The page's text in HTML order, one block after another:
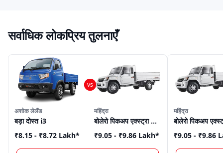
सर्वाधिक लोकप्रिय तुलनाएँ
अशोक लेलैंड
बड़ा दोस्त i3
₹8.15 - ₹8.72 Lakh*
महिंद्रा
बोलेरो पिकअप एक्स्ट्रा लॉन्ग
₹9.05 - ₹9.86 Lakh*
महिंद्रा
₹9.05 - ₹9.86